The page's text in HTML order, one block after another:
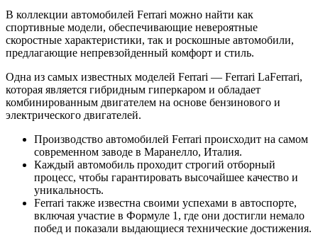
В коллекции автомобилей Ferrari можно найти как
спортивные модели, обеспечивающие невероятные
скоростные характеристики, так и роскошные автомобили,
предлагающие непревзойденный комфорт и стиль.
Одна из самых известных моделей Ferrari — Ferrari LaFerrari,
которая является гибридным гиперкаром и обладает
комбинированным двигателем на основе бензинового и
электрического двигателей.
Производство автомобилей Ferrari происходит на самом
современном заводе в Маранелло, Италия.
Каждый автомобиль проходит строгий отборный
процесс, чтобы гарантировать высочайшее качество и
уникальность.
Ferrari также известна своими успехами в автоспорте,
включая участие в Формуле 1, где они достигли немало
побед и показали выдающиеся технические достижения.